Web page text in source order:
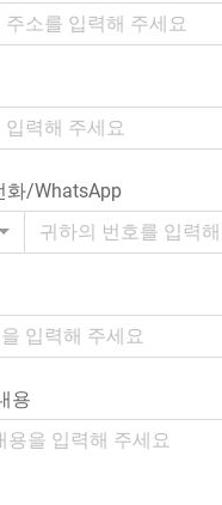
화/WhatsApp
용